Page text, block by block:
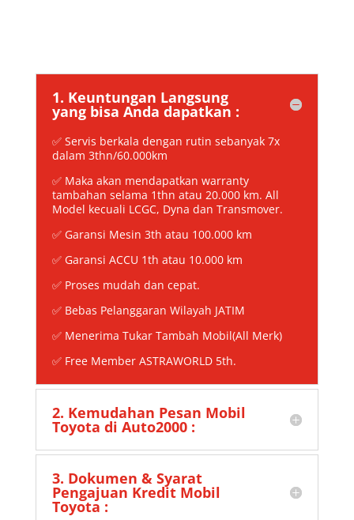
1. Keuntungan Langsung
yang bisa Anda dapatkan :
✅ Servis berkala dengan rutin sebanyak 7x
dalam 3thn/60.000km
✅ Maka akan mendapatkan warranty
tambahan selama 1thn atau 20.000 km. All
Model kecuali LCGC, Dyna dan Transmover.
✅ Garansi Mesin 3th atau 100.000 km
✅ Garansi ACCU 1th atau 10.000 km
✅ Proses mudah dan cepat.
✅ Bebas Pelanggaran Wilayah JATIM
✅ Menerima Tukar Tambah Mobil(All Merk)
✅Free Member ASTRAWORLD 5th.
2. Kemudahan Pesan Mobil
Toyota di Auto2000 :
3. Dokumen & Syarat
Pengajuan Kredit Mobil
Toyota :